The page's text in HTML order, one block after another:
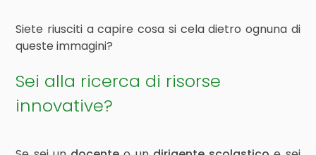
Siete riusciti a capire cosa si cela dietro ognuna di
queste immagini?
Sei alla ricerca di risorse
innovative?